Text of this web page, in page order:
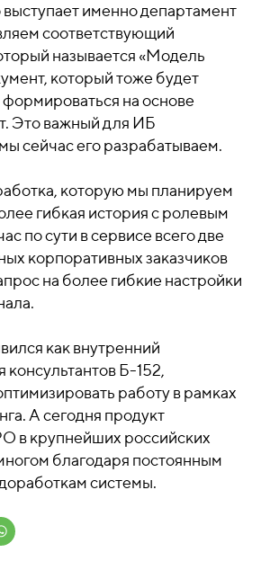
именно департамент
соответствующий
называется «Модель
который тоже будет
на основе
Это важный для ИБ
сейчас его разрабатываем.
которую мы планируем
гибкая история с ролевым
по сути в сервисе всего две
корпоративных заказчиков
на более гибкие настройки
как внутренний
консультантов Б-152,
работу в рамках
А сегодня продукт
в крупнейших российских
благодаря постоянным
системы.